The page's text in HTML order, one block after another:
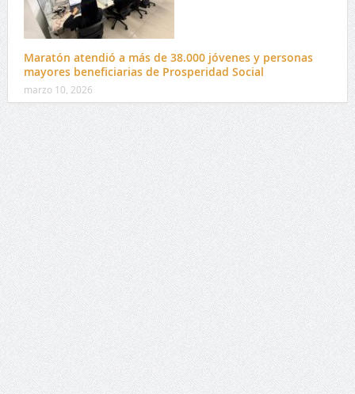
Maratón atendió a más de 38.000 jóvenes y personas
mayores beneficiarias de Prosperidad Social
marzo 10, 2026